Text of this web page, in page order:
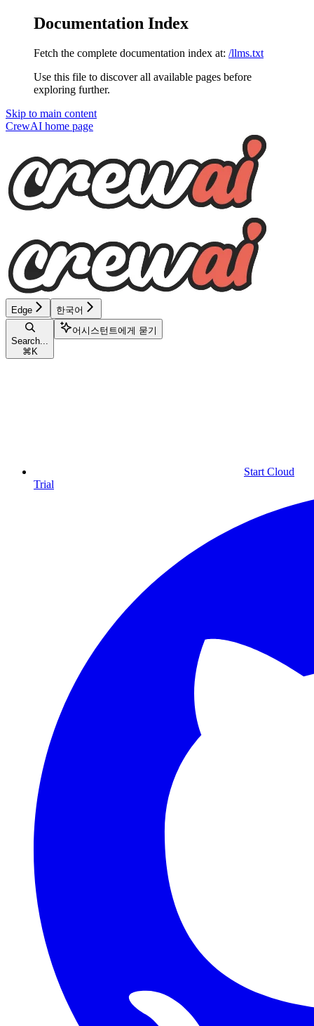
Documentation Index
Fetch the complete documentation index at: /llms.txt
Use this file to discover all available pages before
exploring further.
Skip to main content
CrewAI home page
Edge 한국어
Search...
⌘ K
어시스턴트에게 묻기
Start Cloud
Trial